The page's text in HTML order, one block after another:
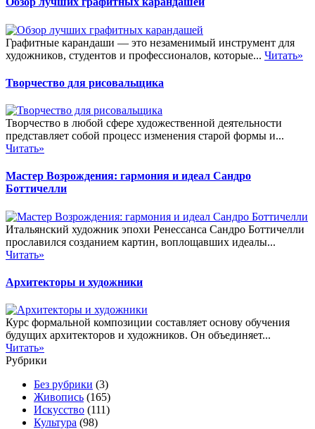
Графитные карандаши — это незаменимый инструмент для
художников, студентов и профессионалов, которые... Читать»
Творчество для рисовальщика
Творчество в любой сфере художественной деятельности
представляет собой процесс изменения старой формы и...
Читать»
Мастер Возрождения: гармония и идеал Сандро
Боттичелли
Итальянский художник эпохи Ренессанса Сандро Боттичелли
прославился созданием картин, воплощавших идеалы...
Читать»
Архитекторы и художники
Курс формальной композиции составляет основу обучения
будущих архитекторов и художников. Он объединяет...
Читать»
Рубрики
Без рубрики (3)
Живопись (165)
Искусство (111)
Культура (98)